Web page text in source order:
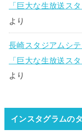
「巨大な生放送スタ
より
長崎スタジアムシ
「巨大な生放送スタ
より
インスタグラムの